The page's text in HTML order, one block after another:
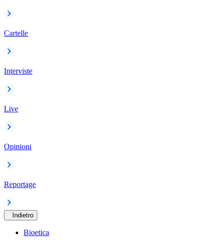
Cartelle
Interviste
Live
Opinioni
Reportage
Indietro
Bioetica